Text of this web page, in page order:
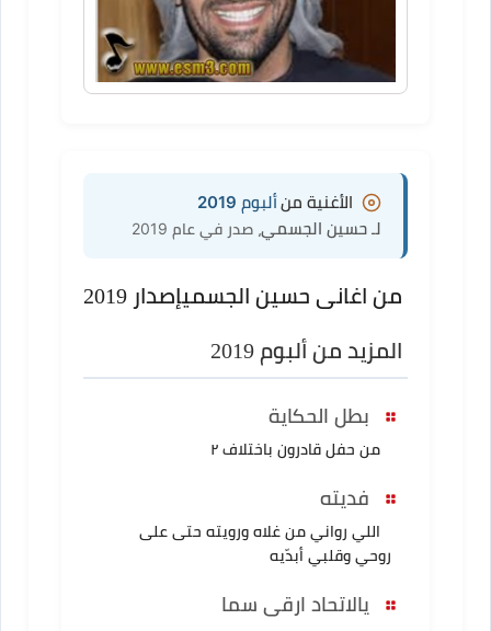
الأغنية منألبوم 2019
لـ حسين الجسمي ، صدر في عام 2019
من اغانى حسين الجسميإصدار 2019
المزيد من ألبوم 2019
بطل الحكاية
من حفل قادرون باختلاف ٢
فديته
اللي رواني من غلاه ورويته حتى على
روحي وقلبي أبدّيه
يالاتحاد ارقى سما